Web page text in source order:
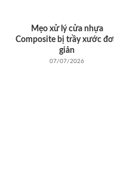
Mẹo xử lý cửa nhựa
Composite bị trầy xước
giản
07/07/2026